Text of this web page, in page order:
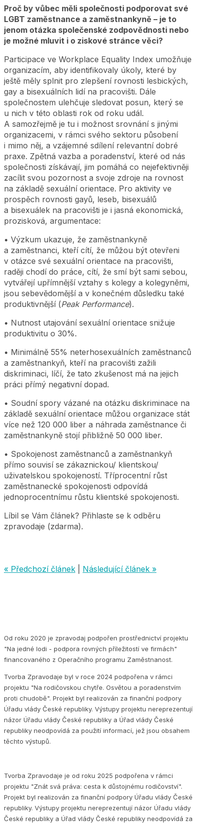
Proč by vůbec měli společnosti podporovat své
LGBT zaměstnance a zaměstnankyně – je to
jenom otázka společenské zodpovědnosti nebo
je možné mluvit i o ziskové stránce věci?
Participace ve Workplace Equality Index umožňuje
organizacím, aby identifikovaly úkoly, které by
ještě měly splnit pro zlepšení rovnosti lesbických,
gay a bisexuálních lidí na pracovišti. Dále
společnostem ulehčuje sledovat posun, který se
u nich v této oblasti rok od roku udál.
A samozřejmě je tu i možnost srovnání s jinými
organizacemi, v rámci svého sektoru působení
i mimo něj, a vzájemné sdílení relevantní dobré
praxe. Zpětná vazba a poradenství, které od nás
společnosti získávají, jim pomáhá co nejefektivněji
zacílit svou pozornost a svoje zdroje na rovnost
na základě sexuální orientace. Pro aktivity ve
prospěch rovnosti gayů, leseb, bisexuálů
a bisexuálek na pracovišti je i jasná ekonomická,
prozisková, argumentace:
• Výzkum ukazuje, že zaměstnankyně
a zaměstnanci, kteří cítí, že můžou být otevřeni
v otázce své sexuální orientace na pracovišti,
raději chodí do práce, cítí, že smí být sami sebou,
vytvářejí upřímnější vztahy s kolegy a kolegyněmi,
jsou sebevědomější a v konečném důsledku také
produktivnější (Peak Performance).
• Nutnost utajování sexuální orientace snižuje
produktivitu o 30%.
• Minimálně 55% neterhosexuálních zaměstnanců
a zaměstnankyň, kteří na pracovišti zažili
diskriminaci, líčí, že tato zkušenost má na jejich
práci přímý negativní dopad.
• Soudní spory vázané na otázku diskriminace na
základě sexuální orientace můžou organizace stát
více než 120 000 liber a náhrada zaměstnance či
zaměstnankyně stojí přibližně 50 000 liber.
• Spokojenost zaměstnanců a zaměstnankyň
přímo souvisí se zákaznickou/ klientskou/
uživatelskou spokojeností. Tříprocentní růst
zaměstnanecké spokojenosti odpovídá
jednoprocentnímu růstu klientské spokojenosti.
Líbil se Vám článek? Přihlaste se k odběru
zpravodaje (zdarma).
« Předchozí článek Následující článek »
Od roku 2020 je zpravodaj podpořen prostřednictví projektu
"Na jedné lodi - podpora rovných příležitostí ve firmách"
financovaného z Operačního programu Zaměstnanost.
Tvorba Zpravodaje byl v roce 2024 podpořena v rámci
projektu "Na rodičovskou chytře. Osvětou a poradenstvím
proti chudobě". Projekt byl realizován za finanční podpory
Úřadu vlády České republiky. Výstupy projektu nereprezentují
názor Úřadu vlády České republiky a Úřad vlády České
republiky neodpovídá za použití informací, jež jsou obsahem
těchto výstupů.
Tvorba Zpravodaje je od roku 2025 podpořena v rámci
projektu "Znát svá práva: cesta k důstojnému rodičovství".
Projekt byl realizován za finanční podpory Úřadu vlády České
republiky. Výstupy projektu nereprezentují názor Úřadu vlády
České republiky a Úřad vlády České republiky neodpovídá za